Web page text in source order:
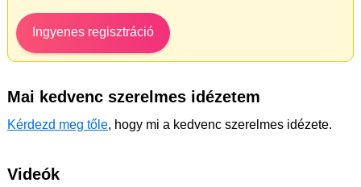
Ingyenes regisztráció
Mai kedvenc szerelmes idézetem
Kérdezd meg tőle, hogy mi a kedvenc szerelmes idézete.
Videók